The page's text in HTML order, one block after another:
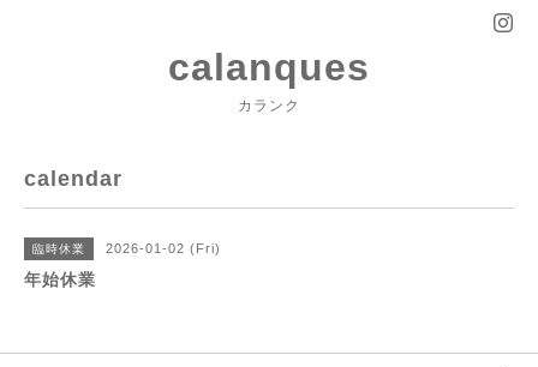
calanques
カランク
calendar
臨時休業 2026-01-02 (Fri)
年始休業